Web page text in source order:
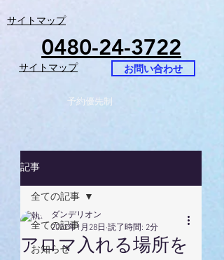
サイトマップ
0480-24-3722
サイトマップ お問い合わせ
予約優先制
記事
全ての記事
お知らせ
全ての記事
アロマ入れる場所を
ダンデリオン
2022年1月28日 読了時間: 2分